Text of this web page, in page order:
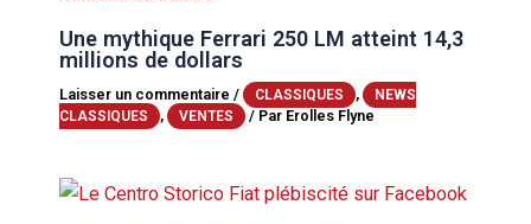
Une mythique Ferrari 250 LM atteint 14,3
millions de dollars
Laisser un commentaire / CLASSIQUES ,
NEWS
CLASSIQUES
, VENTES / Par Erolles Flyne